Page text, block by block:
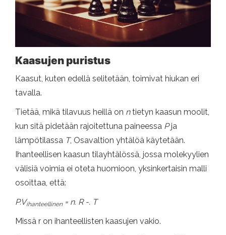
Kaasujen puristus
Kaasut, kuten edellä selitetään, toimivat hiukan eri
tavalla.
Tietää, mikä tilavuus heillä on ntietyn kaasun moolit,
kun sitä pidetään rajoitettuna paineessa Pja
lämpötilassa T, Osavaltion yhtälöä käytetään.
Ihanteellisen kaasun tilayhtälössä, jossa molekyylien
välisiä voimia ei oteta huomioon, yksinkertaisin malli
osoittaa, että:
P.Vihanteellinen= n. R -. T
Missä r on ihanteellisten kaasujen vakio.